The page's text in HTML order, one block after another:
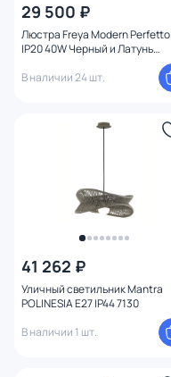
29 500 ₽
Люстра Freya Modern Perfetto
IP20 40W Черный и Латунь
В наличии 24 шт.
41 262 ₽
Уличный светильник Mantra
POLINESIA E27 IP44 7130
В наличии 1 шт.
Цена
От
Страна
Материал плафона